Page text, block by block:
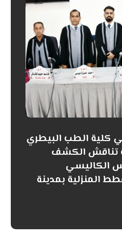
كلية الطب البيطري
تناقش الكشف
الكاليسي
المنزلية بمدينة